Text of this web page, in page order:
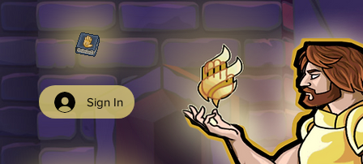
Sign In